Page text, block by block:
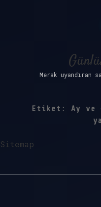
Merak
Etiket: Ay ve
Sitemap